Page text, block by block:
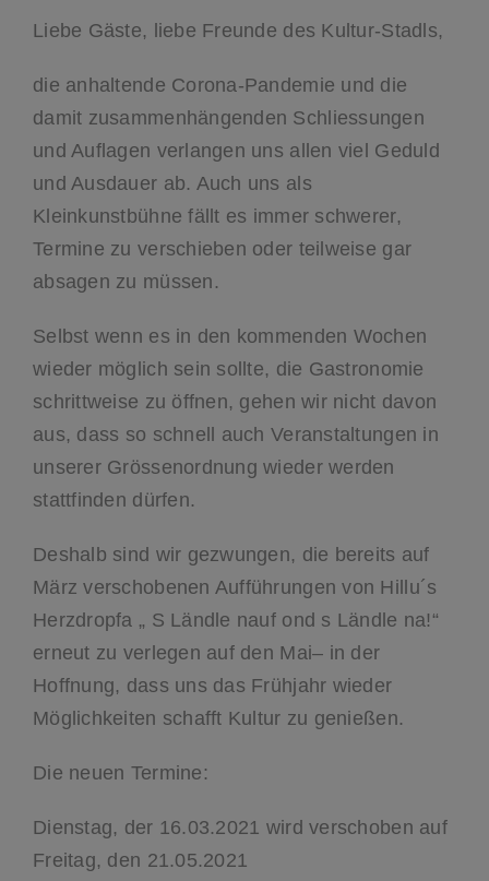
Liebe Gäste, liebe Freunde des Kultur-Stadls,
die anhaltende Corona-Pandemie und die
damit zusammenhängenden Schliessungen
und Auflagen verlangen uns allen viel Geduld
und Ausdauer ab. Auch uns als
Kleinkunstbühne fällt es immer schwerer,
Termine zu verschieben oder teilweise gar
absagen zu müssen.
Selbst wenn es in den kommenden Wochen
wieder möglich sein sollte, die Gastronomie
schrittweise zu öffnen, gehen wir nicht davon
aus, dass so schnell auch Veranstaltungen in
unserer Grössenordnung wieder werden
stattfinden dürfen.
Deshalb sind wir gezwungen, die bereits auf
März verschobenen Aufführungen von Hillu´s
Herzdropfa „ S Ländle nauf ond s Ländle na!“
erneut zu verlegen auf den Mai– in der
Hoffnung, dass uns das Frühjahr wieder
Möglichkeiten schafft Kultur zu genießen.
Die neuen Termine:
Dienstag, der 16.03.2021 wird verschoben auf
Freitag, den 21.05.2021